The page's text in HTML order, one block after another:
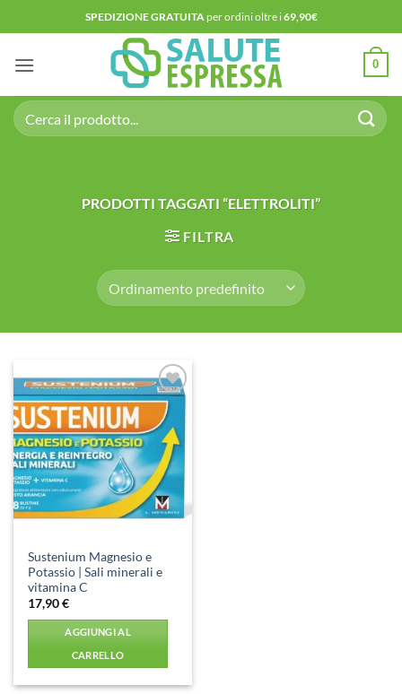
ai
contenuti
SPEDIZIONE GRATUITAper ordini oltre i69,90€
0
Cerca:
PRODOTTI TAGGATI “ELETTROLITI”
FILTRA
Aggiungi
alla lista
dei
desideri
Sustenium Magnesio e
Potassio | Sali minerali e
vitamina C
17,90€
AGGIUNGI AL
CARRELLO